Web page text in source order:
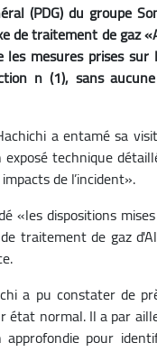
(PDG) du groupe
de traitement de gaz
les mesures prises
n (1), sans
a entamé sa
technique
de l’incident».
«les dispositions
traitement de gaz
a pu constater de
normal. Il a par
pour